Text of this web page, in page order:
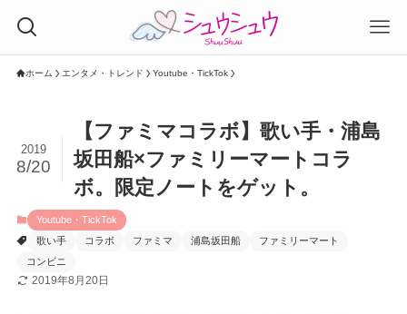
ホーム エンタメ・トレンド Youtube・TickTok
【ファミマコラボ】歌い手・浦島
坂田船×ファミリーマートコラ
ボ。限定ノートをゲット。
2019
8/20
Youtube・TickTok
歌い手
コラボ ファミマ 浦島坂田船
ファミリーマート
コンビニ
2019年8月20日